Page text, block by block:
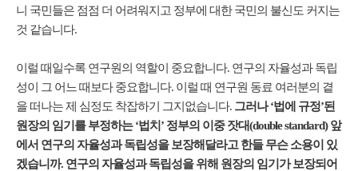
니 국민들은 점점 더 어려워지고 정부에 대한 국민의 불신도 커지는
것 같습니다.
이럴 때일수록 연구원의 역할이 중요합니다. 연구의 자율성과 독립
성이 그 어느 때보다 중요합니다. 이럴 때 연구원 동료 여러분의 곁
을 떠나는 제 심정도 착잡하기 그지없습니다. 그러나 ‘법에 규정’된
원장의 임기를 부정하는 ‘법치’ 정부의 이중 잣대(double standard) 앞
에서 연구의 자율성과 독립성을 보장해달라고 한들 무슨 소용이 있
겠습니까. 연구의 자율성과 독립성을 위해 원장의 임기가 보장되어